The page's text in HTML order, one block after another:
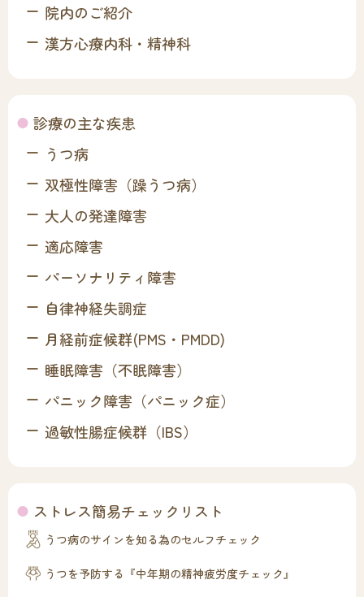
院内のご紹介
漢方心療内科・精神科
診療の主な疾患
うつ病
双極性障害（躁うつ病）
大人の発達障害
適応障害
パーソナリティ障害
自律神経失調症
月経前症候群(PMS・PMDD)
睡眠障害（不眠障害）
パニック障害（パニック症）
過敏性腸症候群（IBS）
ストレス簡易チェックリスト
うつ病のサインを知る為のセルフチェック
うつを予防する『中年期の精神疲労度チェック』